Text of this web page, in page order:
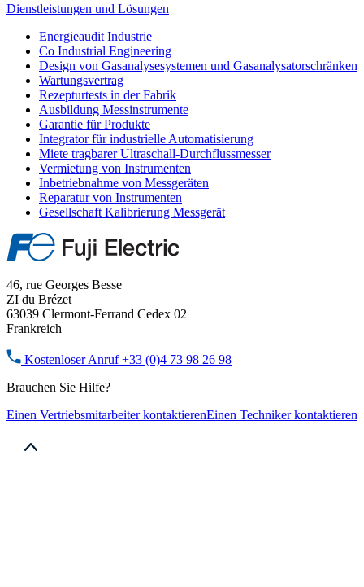
Dienstleistungen und Lösungen
Energieaudit Industrie
Co Industrial Engineering
Design von Gasanalysesystemen und Gasanalysatorschränken
Wartungsvertrag
Rezepturtests in der Fabrik
Ausbildung Messinstrumente
Garantie für Produkte
Integrator für industrielle Automatisierung
Miete tragbarer Ultraschall-Durchflussmesser
Vermietung von Instrumenten
Inbetriebnahme von Messgeräten
Reparatur von Instrumenten
Gesellschaft Kalibrierung Messgerät
46, rue Georges Besse
ZI du Brézet
63039 Clermont-Ferrand Cedex 02
Frankreich
Kostenloser Anruf+33 (0)4 73 98 26 98
Brauchen Sie Hilfe?
Einen Vertriebsmitarbeiter kontaktierenEinen Techniker kontaktieren